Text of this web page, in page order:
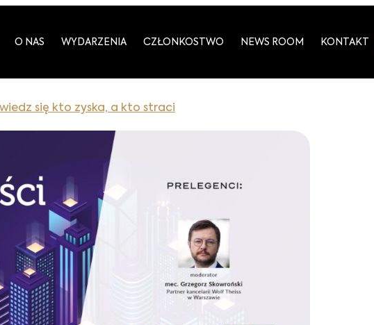
O NAS WYDARZENIA CZŁONKOSTWO NEWS ROOM KONTAKT
się kto zyska, a kto straci